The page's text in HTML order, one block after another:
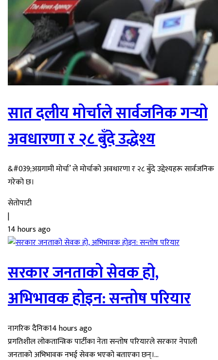
सात दलीय मोर्चाले सार्वजनिक गर्‍यो
अवधारणा र २८ बुँदे उद्धेश्य
&#039;अग्रगामी मोर्चा’ ले मोर्चाको अवधारणा र २८ बुँदे उद्देश्यहरू सार्वजनिक
गरेको छ।
सेतोपाटी
|
14 hours ago
सरकार जनताको सेवक हो,
अभिभावक होइन: सन्तोष परियार
नागरिक दैनिक14 hours ago
प्रगतिशील लोकतान्त्रिक पार्टीका नेता सन्तोष परियारले सरकार नेपाली
जनताको अभिभावक नभई सेवक भएको बताएका छन्।...